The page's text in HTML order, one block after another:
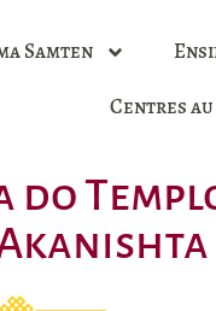
Samten
Centres
do
Akanishta